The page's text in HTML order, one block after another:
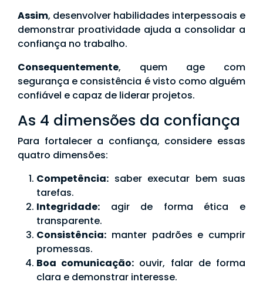
Assim, desenvolver habilidades interpessoais e
demonstrar proatividade ajuda a consolidar a
confiança no trabalho.
Consequentemente, quem age com
segurança e consistência é visto como alguém
confiável e capaz de liderar projetos.
As 4 dimensões da confiança
Para fortalecer a confiança, considere essas
quatro dimensões:
Competência: saber executar bem suas
tarefas.
Integridade: agir de forma ética e
transparente.
Consistência: manter padrões e cumprir
promessas.
Boa comunicação: ouvir, falar de forma
clara e demonstrar interesse.